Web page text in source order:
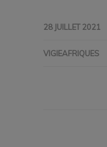
28 JUILLET 2021
VIGIEAFRIQUES